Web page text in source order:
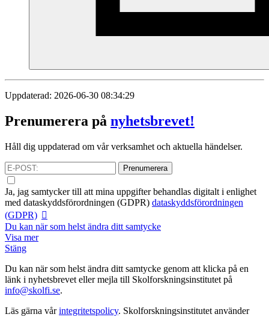
Uppdaterad: 2026-06-30 08:34:29
Prenumerera på nyhetsbrevet!
Håll dig uppdaterad om vår verksamhet och aktuella händelser.
Prenumerera
Ja, jag samtycker till att mina uppgifter behandlas digitalt i enlighet
med dataskyddsförordningen (GDPR) dataskyddsförordningen
(GDPR)
Du kan när som helst ändra ditt samtycke
Visa mer
Stäng
Du kan när som helst ändra ditt samtycke genom att klicka på en
länk i nyhetsbrevet eller mejla till Skolforskningsinstitutet på
info@skolfi.se.
Läs gärna vårintegritetspolicy. Skolforskningsinstitutet använder